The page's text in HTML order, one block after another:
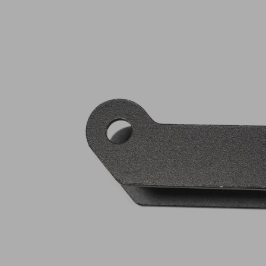
Opryskiwacze polowe
LED
Zestawy oświetlenia
Inne